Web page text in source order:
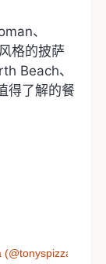
、
格的披萨
Beach、
得了解的餐